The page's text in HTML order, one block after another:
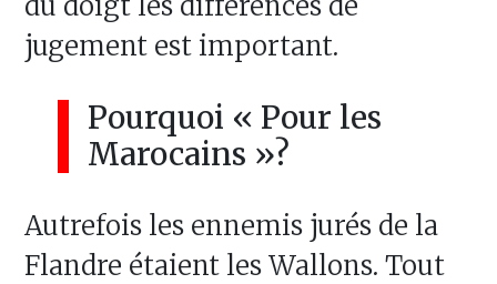
jugement est important.
Pourquoi « Pour les
Marocains »?
Autrefois les ennemis jurés de la
Flandre étaient les Wallons. Tout